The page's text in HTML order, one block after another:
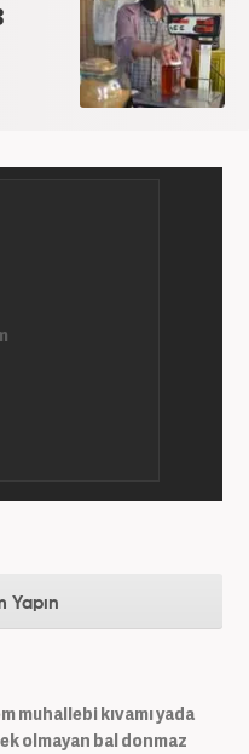
Yapın
muhallebi kıvamı yada
olmayan bal donmaz